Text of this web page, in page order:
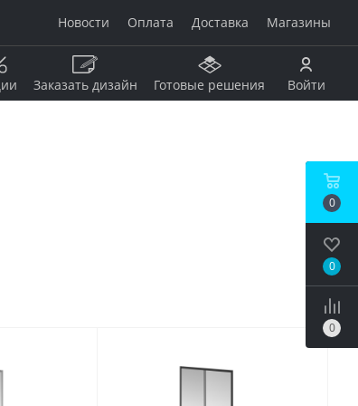
Новости Оплата Доставка Магазины
Заказать дизайн Готовые решения Войти
0
0
0